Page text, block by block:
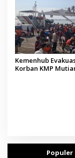
Kemenhub
Korban KMP
Populer